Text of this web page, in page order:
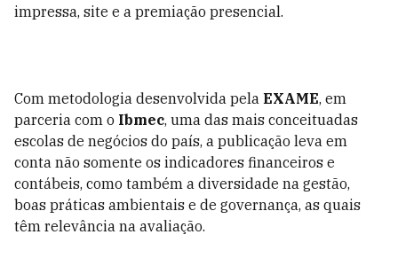
impressa, site e a premiação presencial.
Com metodologia desenvolvida pela EXAME, em
parceria com o Ibmec, uma das mais conceituadas
escolas de negócios do país, a publicação leva em
conta não somente os indicadores financeiros e
contábeis, como também a diversidade na gestão,
boas práticas ambientais e de governança, as quais
têm relevância na avaliação.